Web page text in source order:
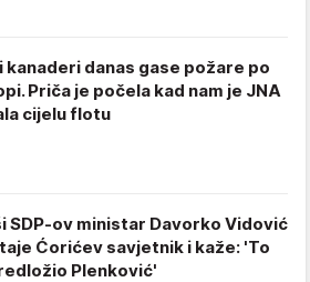
kanaderi danas gase požare po
Priča je počela kad nam je JNA
cijelu flotu
SDP-ov ministar Davorko Vidović
Ćorićev savjetnik i kaže: 'To
Plenković'